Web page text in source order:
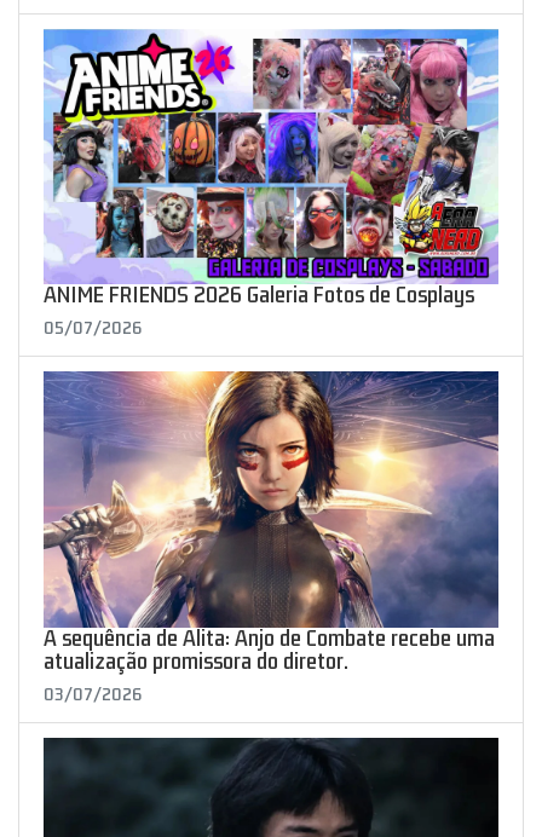
ANIME FRIENDS 2026 Galeria Fotos de Cosplays
05/07/2026
A sequência de Alita: Anjo de Combate recebe uma
atualização promissora do diretor.
03/07/2026